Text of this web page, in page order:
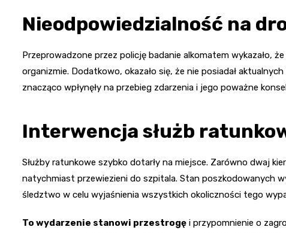
Nieodpowiedzialność na
Przeprowadzone przez policję badanie alkomatem wykazało,
organizmie. Dodatkowo, okazało się, że nie posiadał
znacząco wpłynęły na przebieg zdarzenia i jego poważne
Interwencja służb
Służby ratunkowe szybko dotarły na miejsce. Zarówno dwaj
natychmiast przewiezieni do szpitala. Stan poszkodowanych
śledztwo w celu wyjaśnienia wszystkich okoliczności tego
To wydarzenie stanowi przestrogę i przypomnienie o